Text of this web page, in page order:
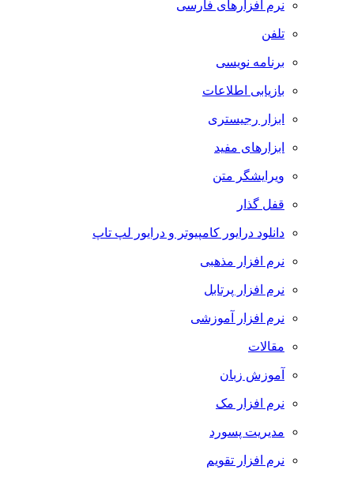
نرم افزارهای فارسی
تلفن
برنامه نویسی
بازیابی اطلاعات
ابزار رجیستری
ابزارهای مفید
ویرایشگر متن
قفل گذار
دانلود درایور کامپیوتر و درایور لپ تاپ
نرم افزار مذهبی
نرم افزار پرتابل
نرم افزار آموزشی
مقالات
آموزش زبان
نرم افزار مک
مدیریت پسورد
نرم افزار تقویم